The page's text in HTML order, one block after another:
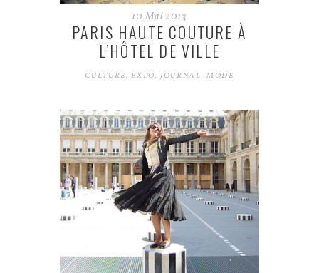
10 Mai2013
PARIS HAUTE COUTURE À
L’HÔTEL DE VILLE
CULTURE,EXPO,JOURNAL,MODE